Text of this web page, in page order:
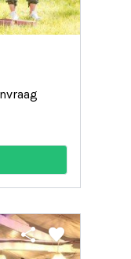
share favorite